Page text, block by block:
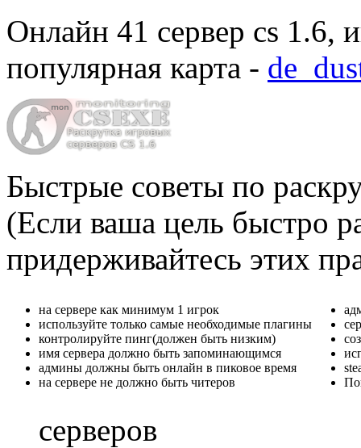
Онлайн 41 сервер cs 1.6,
популярная карта -
Быстрые советы по
(Если ваша цель быстро
придерживайтесь этих
на сервере как минимум 1 игрок
используйте только самые необходимые плагины
контролируйте пинг(должен быть низким)
имя сервера должно быть запоминающимся
админы должны быть онлайн в пиковое время
на сервере не должно быть читеров
серверов